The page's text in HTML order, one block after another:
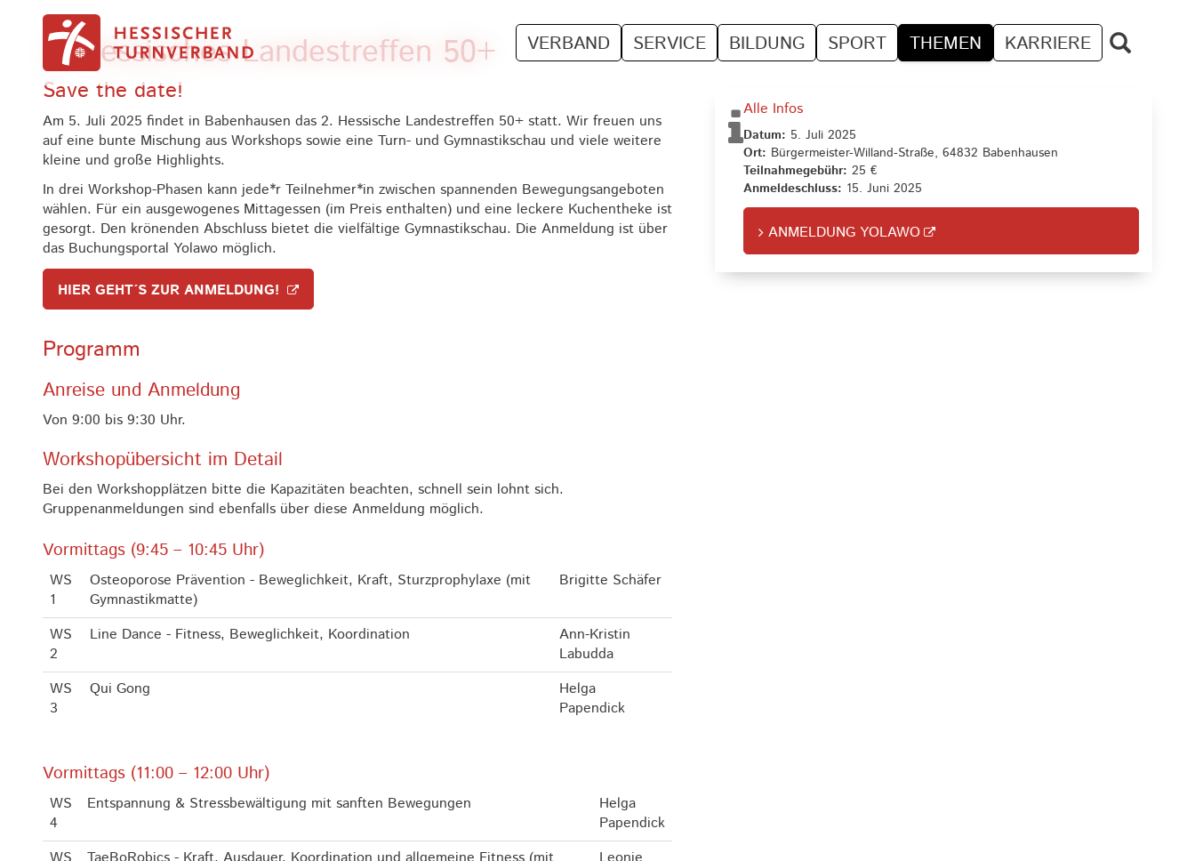
VERBAND SERVICE BILDUNG SPORT THEMEN KARRIERE
2. Hessisches Landestreffen 50+
Save the date!
Am 5. Juli 2025 findet in Babenhausen das 2. Hessische Landestreffen 50+ statt. Wir freuen uns
auf eine bunte Mischung aus Workshops sowie eine Turn- und Gymnastikschau und viele weitere
kleine und große Highlights.
In drei Workshop-Phasen kann jede*r Teilnehmer*in zwischen spannenden Bewegungsangeboten
wählen. Für ein ausgewogenes Mittagessen (im Preis enthalten) und eine leckere Kuchentheke ist
gesorgt. Den krönenden Abschluss bietet die vielfältige Gymnastikschau. Die Anmeldung ist über
das Buchungsportal Yolawo möglich.
HIER GEHT´S ZUR ANMELDUNG!
Programm
Anreise und Anmeldung
Von 9:00 bis 9:30 Uhr.
Workshopübersicht im Detail
Bei den Workshopplätzen bitte die Kapazitäten beachten, schnell sein lohnt sich.
Gruppenanmeldungen sind ebenfalls über diese Anmeldung möglich.
Vormittags (9:45 – 10:45 Uhr)
WS
1
Osteoporose Prävention - Beweglichkeit, Kraft, Sturzprophylaxe (mit
Gymnastikmatte)
Brigitte Schäfer
WS
2
Line Dance - Fitness, Beweglichkeit, Koordination
Ann-Kristin
Labudda
WS
3
Qui Gong
Helga
Papendick
Vormittags (11:00 – 12:00 Uhr)
WS
4
Entspannung & Stressbewältigung mit sanften Bewegungen
Helga
Papendick
Alle Infos
Datum: 5. Juli 2025
Ort: Bürgermeister-Willand-Straße, 64832 Babenhausen
Teilnahmegebühr: 25 €
Anmeldeschluss: 15. Juni 2025
ANMELDUNG YOLAWO